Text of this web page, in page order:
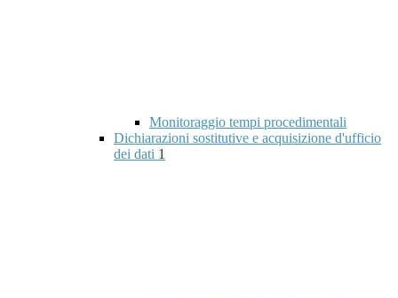
Monitoraggio tempi procedimentali
Dichiarazioni sostitutive e acquisizione d'ufficio
dei dati 1